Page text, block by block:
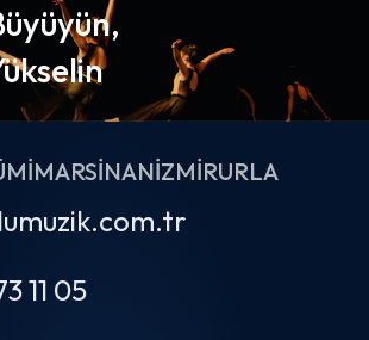
MIMARSINANİZMIRURLA
11 05